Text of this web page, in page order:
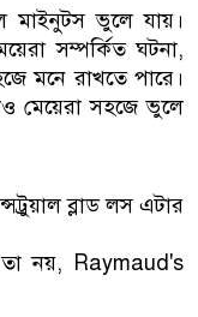
মাইনুটস ভুলে যায়।
সম্পর্কিত ঘটনা,
মনে রাখতে পারে।
মেয়েরা সহজে ভুলে
ব্লাড লস এটার
নয়, Raymaud's